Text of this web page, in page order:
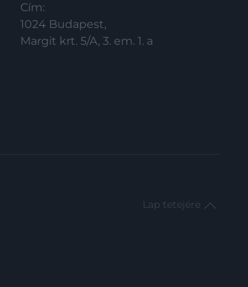
Cím:
1024 Budapest,
Margit krt. 5/A, 3. em. 1. a
Lap tetejére